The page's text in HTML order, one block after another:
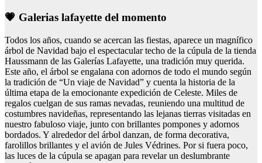
💗 Galerias lafayette del momento
Todos los años, cuando se acercan las fiestas, aparece un magnífico
árbol de Navidad bajo el espectacular techo de la cúpula de la tienda
Haussmann de las Galerías Lafayette, una tradición muy querida.
Este año, el árbol se engalana con adornos de todo el mundo según
la tradición de “Un viaje de Navidad” y cuenta la historia de la
última etapa de la emocionante expedición de Celeste. Miles de
regalos cuelgan de sus ramas nevadas, reuniendo una multitud de
costumbres navideñas, representando las lejanas tierras visitadas en
nuestro fabuloso viaje, junto con brillantes pompones y adornos
bordados. Y alrededor del árbol danzan, de forma decorativa,
farolillos brillantes y el avión de Jules Védrines. Por si fuera poco,
las luces de la cúpula se apagan para revelar un deslumbrante